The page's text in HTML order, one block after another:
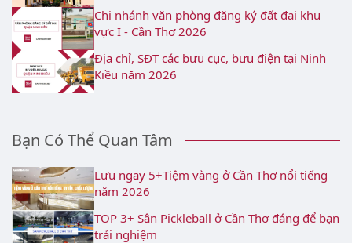
Chi nhánh văn phòng đăng ký đất đai khu
vực I - Cần Thơ 2026
Địa chỉ, SĐT các bưu cục, bưu điện tại Ninh
Kiều năm 2026
Bạn Có Thể Quan Tâm
Lưu ngay 5+Tiệm vàng ở Cần Thơ nổi tiếng
năm 2026
TOP 3+ Sân Pickleball ở Cần Thơ đáng để bạn
trải nghiệm